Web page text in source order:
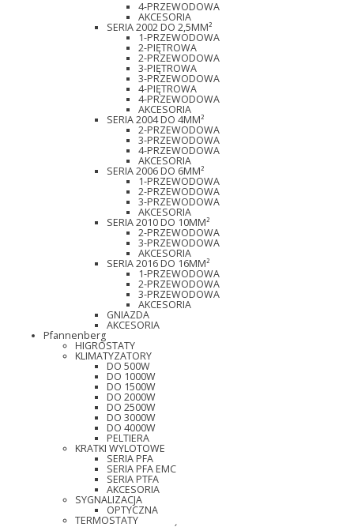
4-PRZEWODOWA
AKCESORIA
SERIA 2002 DO 2,5MM²
1-PRZEWODOWA
2-PIĘTROWA
2-PRZEWODOWA
3-PIĘTROWA
3-PRZEWODOWA
4-PIĘTROWA
4-PRZEWODOWA
AKCESORIA
SERIA 2004 DO 4MM²
2-PRZEWODOWA
3-PRZEWODOWA
4-PRZEWODOWA
AKCESORIA
SERIA 2006 DO 6MM²
1-PRZEWODOWA
2-PRZEWODOWA
3-PRZEWODOWA
AKCESORIA
SERIA 2010 DO 10MM²
2-PRZEWODOWA
3-PRZEWODOWA
AKCESORIA
SERIA 2016 DO 16MM²
1-PRZEWODOWA
2-PRZEWODOWA
3-PRZEWODOWA
AKCESORIA
GNIAZDA
AKCESORIA
Pfannenberg
HIGROSTATY
KLIMATYZATORY
DO 500W
DO 1000W
DO 1500W
DO 2000W
DO 2500W
DO 3000W
DO 4000W
PELTIERA
KRATKI WYLOTOWE
SERIA PFA
SERIA PFA EMC
SERIA PTFA
AKCESORIA
SYGNALIZACJA
OPTYCZNA
TERMOSTATY